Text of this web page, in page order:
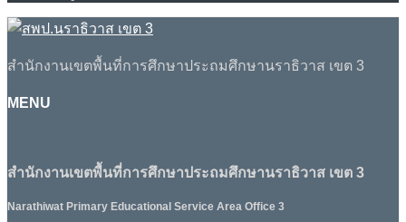
สำนักงานเขตพื้นที่การศึกษาประถมศึกษานราธิวาส เขต 3
MENU
สำนักงานเขตพื้นที่การศึกษาประถมศึกษานราธิวาส เขต 3
Narathiwat Primary Educational Service Area Office 3